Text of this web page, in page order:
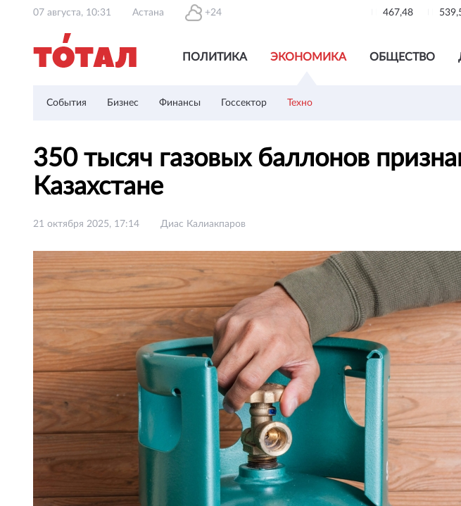
07 августа, 10:31 Астана +24 467,48
ПОЛИТИКА ЭКОНОМИКА ОБЩЕСТВО
События Бизнес Финансы Госсектор Техно
350 тысяч газовых баллонов
Казахстане
21 октября 2025, 17:14 Диас Калиакпаров